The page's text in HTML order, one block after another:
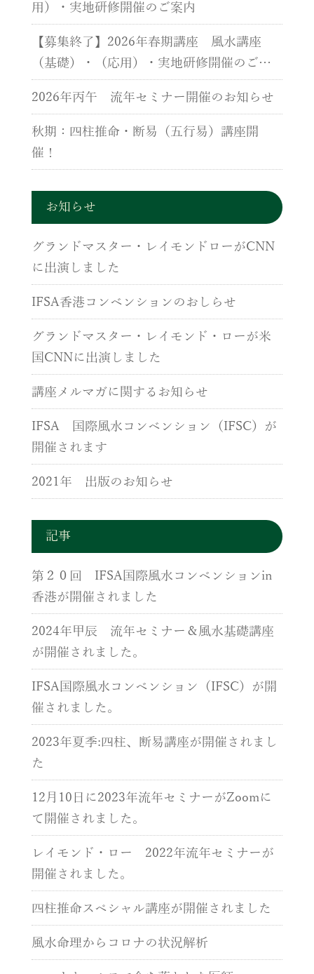
用）・実地研修開催のご案内
【募集終了】2026年春期講座 風水講座
（基礎）・（応用）・実地研修開催のご案
内
2026年丙午 流年セミナー開催のお知らせ
秋期：四柱推命・断易（五行易）講座開
催！
お知らせ
グランドマスター・レイモンドローがCNN
に出演しました
IFSA香港コンベンションのおしらせ
グランドマスター・レイモンド・ローが米
国CNNに出演しました
講座メルマガに関するお知らせ
IFSA 国際風水コンベンション（IFSC）が
開催されます
2021年 出版のお知らせ
記事
第２０回 IFSA国際風水コンベンションin
香港が開催されました
2024年甲辰 流年セミナー＆風水基礎講座
が開催されました。
IFSA国際風水コンベンション（IFSC）が開
催されました。
2023年夏季:四柱、断易講座が開催されまし
た
12月10日に2023年流年セミナーがZoomに
て開催されました。
レイモンド・ロー 2022年流年セミナーが
開催されました。
四柱推命スペシャル講座が開催されました
風水命理からコロナの状況解析